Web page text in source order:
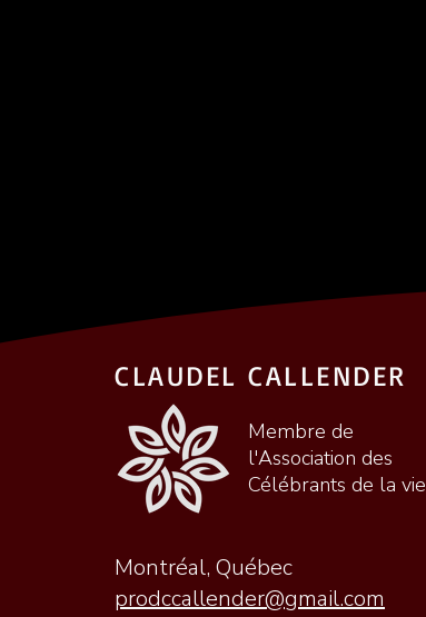
CLAUDEL CALLENDER
Membre de
l'Association des
Célébrants de la vie
Montréal, Québec
prodccallender@gmail.com